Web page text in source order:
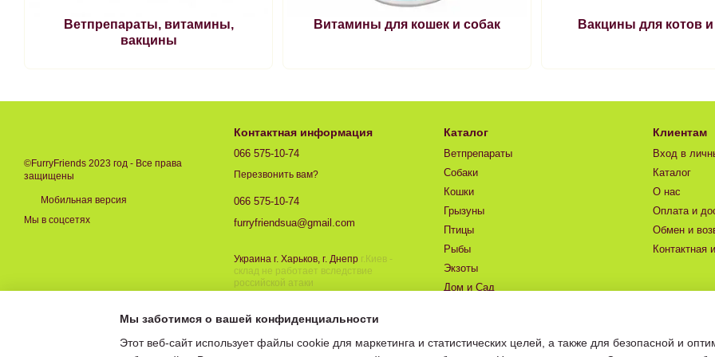
Уважаемые покупатели!
упаковка позволяет поддерживать оптимальную температуру ветпрепаратов при их транспортировке – от +2° до +8°С в
Покупателю необходимо заранее позаботиться о том, чтобы своевременно забрать (получить) свою посылку с такими
прибытии отправленной посылки на склад транспортной компании и в течение 1 (одного) дня забрать посылку.
Администрация магазина не несет ответственности за несвоевременное получение покупателем посылки в транспортной
Ветпрепараты, витамины,
вакцины
Витамины для кошек и собак Вакцины для котов и
©FurryFriends 2023 год - Все права
защищены
Мобильная версия
Мы в соцсетях
Контактная информация
066 575-10-74
Перезвонить вам?
066 575-10-74
furryfriendsua@gmail.com
Украина г. Харьков, г. Днепр г.Киев -
склад не работает вследствие
российской атаки
Каталог
Ветпрепараты
Собаки
Кошки
Грызуны
Птицы
Рыбы
Экзоты
Дом и Сад
Бренды
Клиентам
Вход в
Каталог
О нас
Оплата и
Обмен и
Контактная
Мы заботимся о вашей конфиденциальности
Этот веб-сайт использует файлы cookie для маркетинга и статистических целей, а также для безопасной и